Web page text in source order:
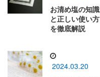
お清め塩の知識
と正しい使い方
を徹底解説
2024.03.20